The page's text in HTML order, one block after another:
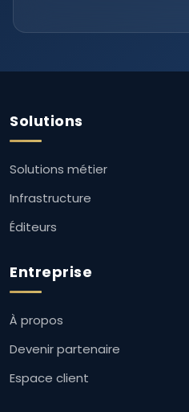
Solutions
Solutions métier
Infrastructure
Éditeurs
Entreprise
À propos
Devenir partenaire
Espace client